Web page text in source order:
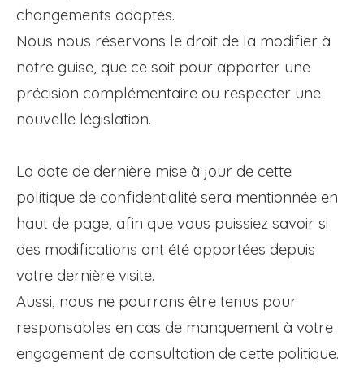
changements adoptés.
Nous nous réservons le droit de la modifier à
notre guise, que ce soit pour apporter une
précision complémentaire ou respecter une
nouvelle législation.
La date de dernière mise à jour de cette
politique de confidentialité sera mentionnée en
haut de page, afin que vous puissiez savoir si
des modifications ont été apportées depuis
votre dernière visite.
Aussi, nous ne pourrons être tenus pour
responsables en cas de manquement à votre
engagement de consultation de cette politique.